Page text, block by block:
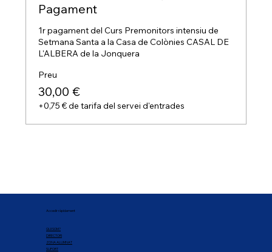
Pagament
1r pagament del Curs Premonitors intensiu de
Setmana Santa a la Casa de Colònies CASAL DE
L'ALBERA de la Jonquera
Preu
30,00 €
+0,75 € de tarifa del servei d'entrades
Accedir ràpidament
QUI SOM?
DIRECTORI
ZONA ALUMNAT
SUPORT